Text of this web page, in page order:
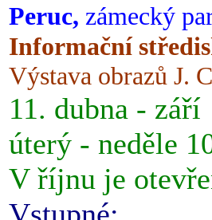
Peruc, zámecký
Informační
Výstava obrazů J.
11. dubna - září
úterý - neděle
V říjnu je